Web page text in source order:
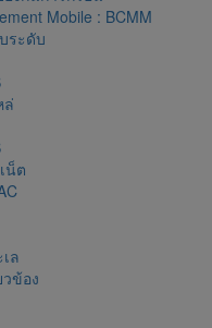
Mobile : BCMM
ระดับ
ล่
น็ต
ล
ข้อง